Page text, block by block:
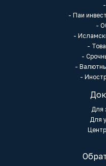
- Паи
-
-
-
-
-
-
Для
Для